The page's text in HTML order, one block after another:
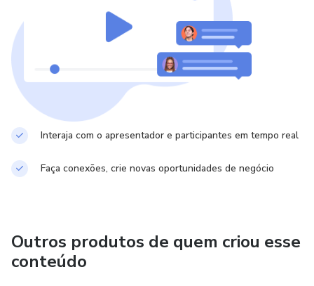
Interaja com o apresentador e participantes em tempo real
Faça conexões, crie novas oportunidades de negócio
Outros produtos de quem criou esse
conteúdo